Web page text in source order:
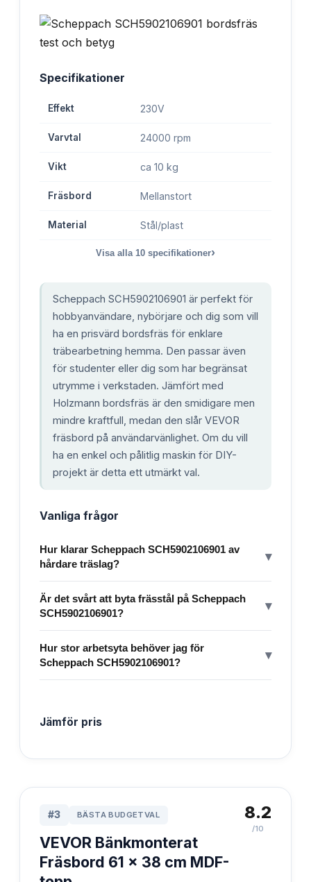
Specifikationer
Effekt 230V
Varvtal 24000 rpm
Vikt ca 10 kg
Fräsbord Mellanstort
Material Stål/plast
Visa alla 10 specifikationer›
Scheppach SCH5902106901 är perfekt för
hobbyanvändare, nybörjare och dig som vill
ha en prisvärd bordsfräs för enklare
träbearbetning hemma. Den passar även
för studenter eller dig som har begränsat
utrymme i verkstaden. Jämfört med
Holzmann bordsfräs är den smidigare men
mindre kraftfull, medan den slår VEVOR
fräsbord på användarvänlighet. Om du vill
ha en enkel och pålitlig maskin för DIY-
projekt är detta ett utmärkt val.
Vanliga frågor
Hur klarar Scheppach SCH5902106901 av
hårdare träslag?
▾
Är det svårt att byta frässtål på Scheppach
SCH5902106901?
▾
Hur stor arbetsyta behöver jag för
Scheppach SCH5902106901?
▾
Jämför pris
#3 BÄSTA BUDGETVAL
VEVOR Bänkmonterat
Fräsbord 61 x 38 cm MDF-
8.2
/10